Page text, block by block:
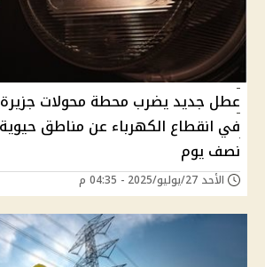
عطل جديد يضرب محطة محولات
في انقطاع الكهرباء عن مناطق حيوية
نصف يوم
الأحد 27/يوليو/2025 - 04:35 م